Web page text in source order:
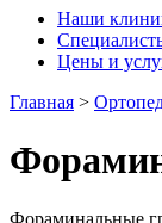
Наши
Цены и
Главная >
Фораминальные